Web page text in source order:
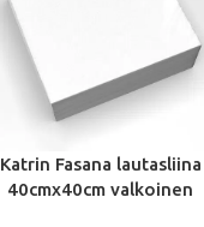
Katrin Fasana lautasliina
40cmx40cm valkoinen